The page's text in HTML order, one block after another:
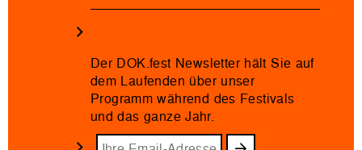
Der DOK.fest Newsletter hält Sie auf
dem Laufenden über unser
Programm während des Festivals
und das ganze Jahr.